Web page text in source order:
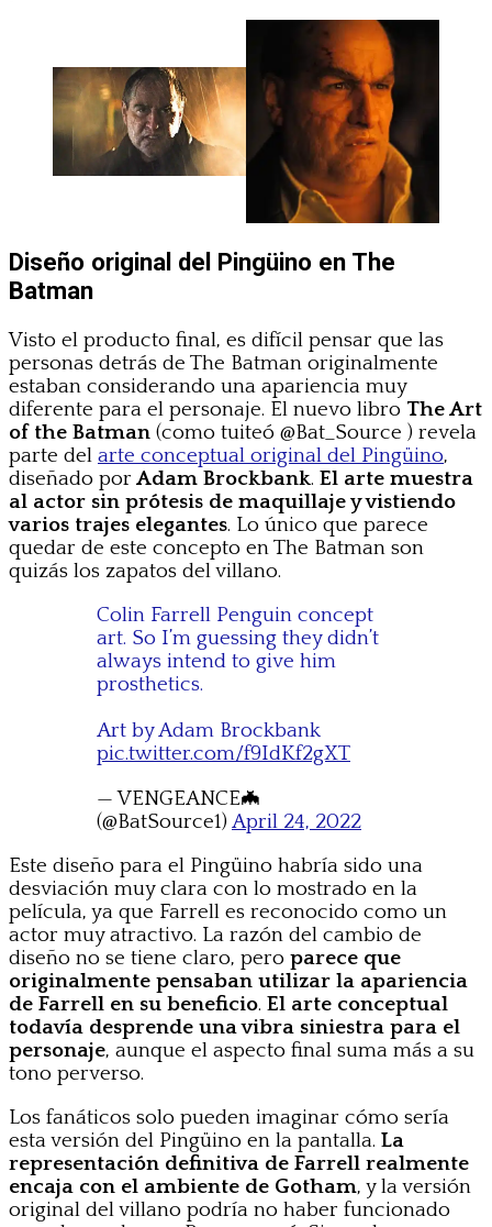
Diseño original del Pingüino en The
Batman
Visto el producto final, es difícil pensar que las
personas detrás de The Batman originalmente
estaban considerando una apariencia muy
diferente para el personaje. El nuevo libro The Art
of the Batman (como tuiteó @Bat_Source ) revela
parte del arte conceptual original del Pingüino,
diseñado por Adam Brockbank. El arte muestra
al actor sin prótesis de maquillaje y vistiendo
varios trajes elegantes. Lo único que parece
quedar de este concepto en The Batman son
quizás los zapatos del villano.
Colin Farrell Penguin concept
art. So I’m guessing they didn’t
always intend to give him
prosthetics.
Art by Adam Brockbank
pic.twitter.com/f9IdKf2gXT
— VENGEANCE🦇
(@BatSource1) April 24, 2022
Este diseño para el Pingüino habría sido una
desviación muy clara con lo mostrado en la
película, ya que Farrell es reconocido como un
actor muy atractivo. La razón del cambio de
diseño no se tiene claro, pero parece que
originalmente pensaban utilizar la apariencia
de Farrell en su beneficio. El arte conceptual
todavía desprende una vibra siniestra para el
personaje, aunque el aspecto final suma más a su
tono perverso.
Los fanáticos solo pueden imaginar cómo sería
esta versión del Pingüino en la pantalla. La
representación definitiva de Farrell realmente
encaja con el ambiente de Gotham, y la versión
original del villano podría no haber funcionado